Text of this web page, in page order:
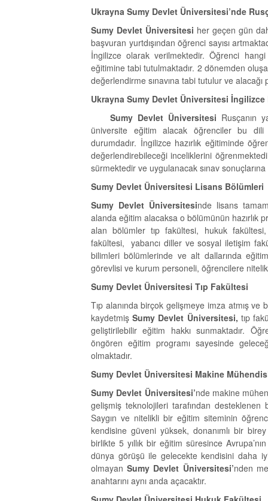
Ukrayna Sumy Devlet Üniversitesi’nde
Sumy Devlet Üniversitesi her geçen gün
başvuran yurtdışından öğrenci sayısı
İngilizce olarak verilmektedir. Öğrenci
eğitimine tabi tutulmaktadır. 2 dönemden
değerlendirme sınavına tabi tutulur ve
Ukrayna Sumy Devlet Üniversitesi İngilizce
Sumy Devlet Üniversitesi Rusçanın
üniversite eğitim alacak öğrenciler bu dili
durumdadır. İngilizce hazırlık eğitiminde
değerlendirebileceği inceliklerini
sürmektedir ve uygulanacak sınav
Sumy Devlet Üniversitesi Lisans Bölümleri
Sumy Devlet Üniversitesinde lisans
alanda eğitim alacaksa o bölümünün hazırlık
alan bölümler tıp fakültesi, hukuk
fakültesi, yabancı diller ve sosyal iletişim
bilimleri bölümlerinde ve alt dallarında
görevlisi ve kurum personeli, öğrencilere
Sumy Devlet Üniversitesi Tıp Fakültesi
Tıp alanında birçok gelişmeye imza atmış ve
kaydetmişSumy Devlet Üniversitesi, tıp
geliştirilebilir eğitim hakkı sunmaktadır.
öngören eğitim programı sayesinde
olmaktadır.
Sumy Devlet Üniversitesi Makine
Sumy Devlet Üniversitesi’nde makine
gelişmiş teknolojileri tarafından
Saygın ve nitelikli bir eğitim siteminin
kendisine güveni yüksek, donanımlı bir
birlikte 5 yıllık bir eğitim süresince
dünya görüşü ile gelecekte kendisini daha
olmayanSumy Devlet Üniversitesi’nden
anahtarını aynı anda açacaktır.